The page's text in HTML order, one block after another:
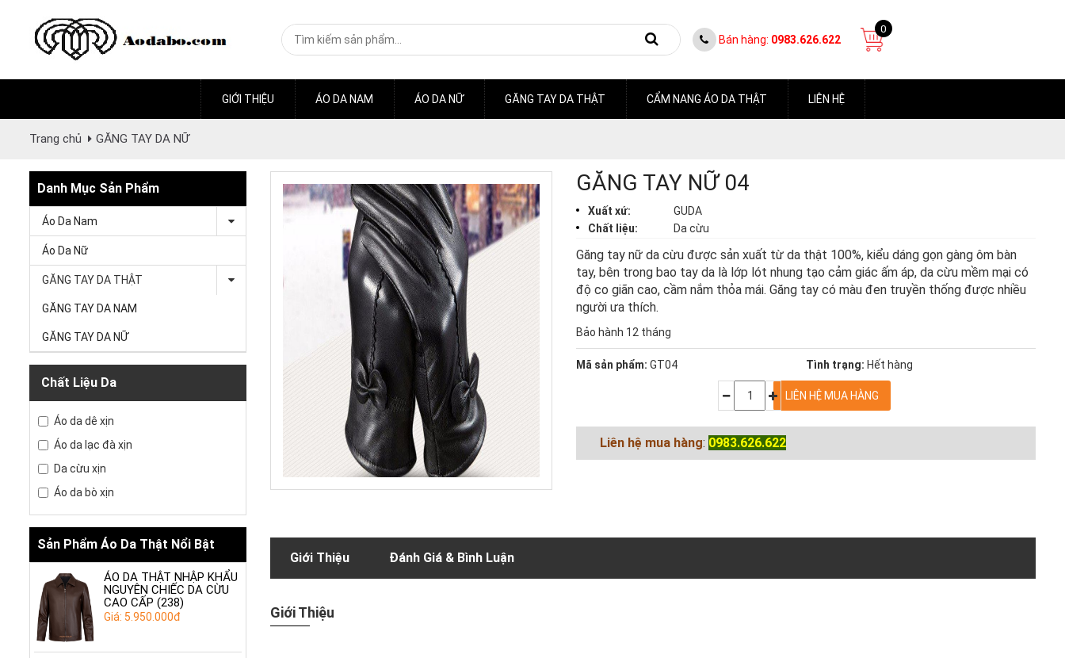
Bán hàng: 0983.626.622
0
GIỚI THIỆU ÁO DA NAM ÁO DA NỮ GĂNG TAY DA THẬT CẨM NANG ÁO DA THẬT LIÊN HỆ
Trang chủ GĂNG TAY DA NỮ
Danh Mục Sản Phẩm
Áo Da Nam
Áo Da Nữ
GĂNG TAY DA THẬT
GĂNG TAY DA NAM
GĂNG TAY DA NỮ
Chất Liệu Da
Áo da dê xịn
Áo da lạc đà xịn
Da cừu xịn
Áo da bò xịn
Sản Phẩm Áo Da Thật Nổi Bật
ÁO DA THẬT NHẬP KHẨU
NGUYÊN CHIẾC DA CỪU
CAO CẤP (238)
Giá: 5.950.000đ
GĂNG TAY NỮ 04
Xuất xứ:
GUDA
Chất liệu:
Da cừu
Găng tay nữ da cừu được sản xuất từ da thật 100%, kiểu dáng gọn gàng ôm bàn
tay, bên trong bao tay da là lớp lót nhung tạo cảm giác ấm áp, da cừu mềm mại có
độ co giãn cao, cầm nắm thỏa mái. Găng tay có màu đen truyền thống được nhiều
người ưa thích.
Bảo hành 12 tháng
Mã sản phẩm:GT04 Tình trạng: Hết hàng
Liên hệ mua hàng: 0983.626.622
Giới Thiệu Đánh Giá & Bình Luận
Giới Thiệu